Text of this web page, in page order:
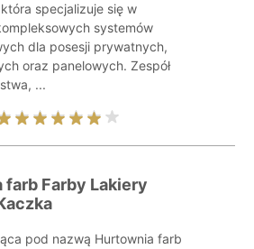
specjalizuje się w
systemów
dla posesji prywatnych,
oraz panelowych. Zespół
...
farb Farby Lakiery
pod nazwą Hurtownia farb